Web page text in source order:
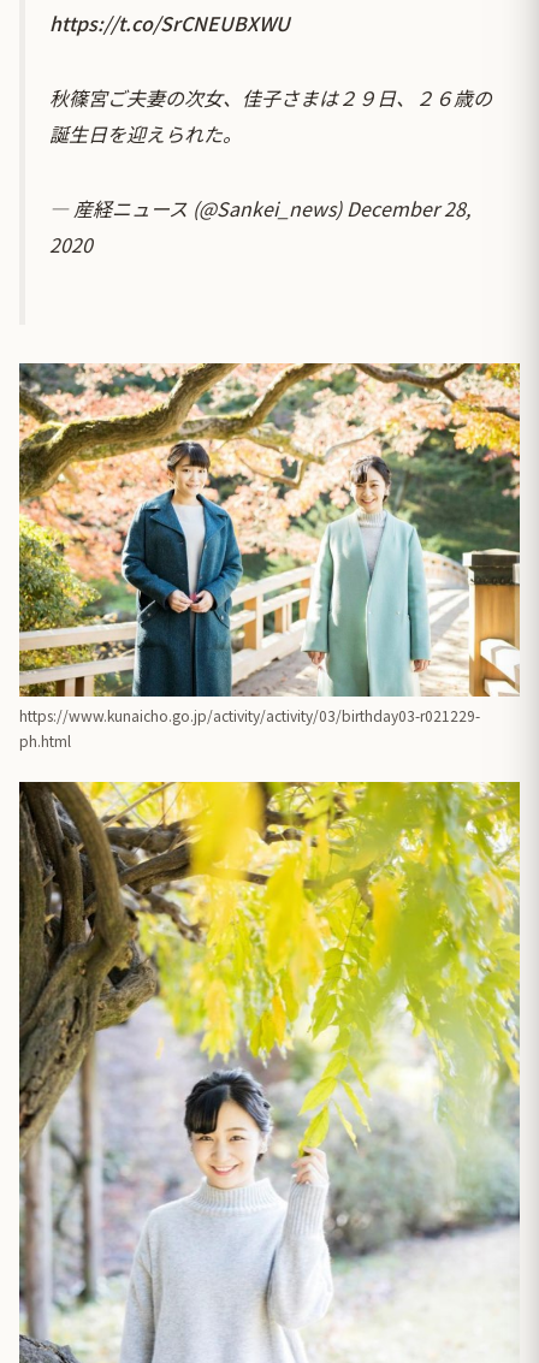
https://t.co/SrCNEUBXWU
秋篠宮ご夫妻の次女、佳子さまは２９日、２６歳の
誕生日を迎えられた。
— 産経ニュース (@Sankei_news)December 28,
2020
https://www.kunaicho.go.jp/activity/activity/03/birthday03-r021229-
ph.html